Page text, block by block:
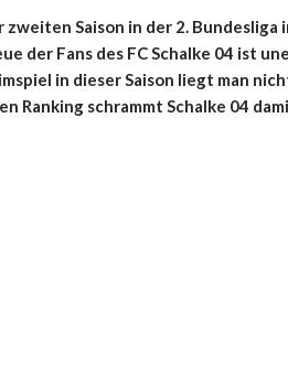
zweiten Saison in der 2.
der Fans des FC Schalke 04 ist
in dieser Saison liegt man
Ranking schrammt Schalke 04